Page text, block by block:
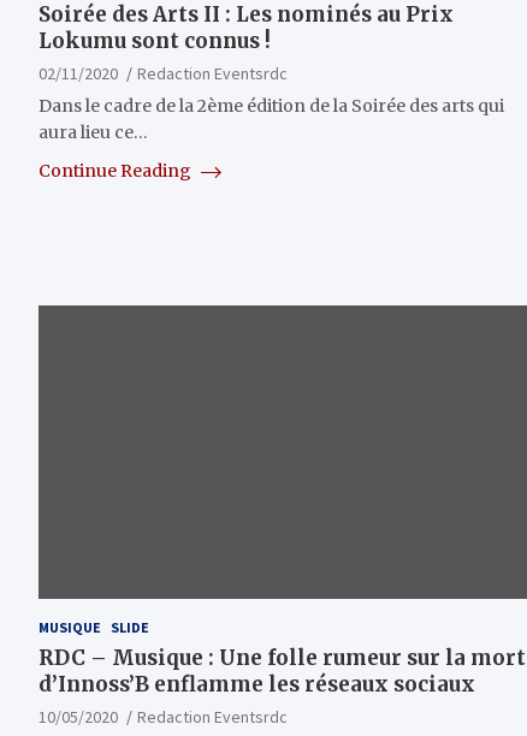
Soirée des Arts II : Les nominés au Prix
Lokumu sont connus !
02/11/2020
Redaction Eventsrdc
Dans le cadre de la 2ème édition de la Soirée des arts qui
aura lieu ce…
Continue Reading
MUSIQUE SLIDE
RDC – Musique : Une folle rumeur sur la mort
d’Innoss’B enflamme les réseaux sociaux
10/05/2020
Redaction Eventsrdc